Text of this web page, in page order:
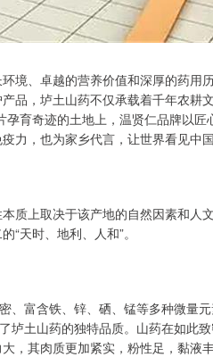
境、卓越的营养价值和深厚的药
品，垆土山药不仅承载着千年农耕
育奇迹的土地上，温贤仁品牌以匠
力，也为家乡代言，让世界看见中
质上取决于该产地的自然因素和人
“天时、地利、人和”。
、富含铁、锌、硒、锰等多种微量
垆土山药的独特品质。山药在如此
，其肉质更加紧实，粉性足，黏液
深证成指